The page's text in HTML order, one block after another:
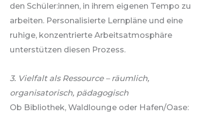
den Schüler:innen, in ihrem eigenen Tempo zu
arbeiten. Personalisierte Lernpläne und eine
ruhige, konzentrierte Arbeitsatmosphäre
unterstützen diesen Prozess.
3. Vielfalt als Ressource – räumlich,
organisatorisch, pädagogisch
Ob Bibliothek, Waldlounge oder Hafen/Oase: